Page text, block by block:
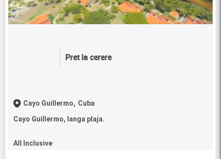
Pret la cerere
Cayo Guillermo, Cuba
Cayo Guillermo, langa plaja.
All Inclusive